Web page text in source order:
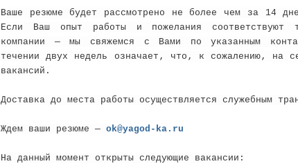
Ваше резюме будет рассмотрено не более чем за 14
Если Ваш опыт работы и пожелания соответствуют
компании — мы свяжемся с Вами по указанным
течении двух недель означает‚ что‚ к сожалению‚ на
вакансий.
Доставка до места работы осуществляется служебным
Ждем ваши резюме — ok@yagod-ka.ru
На данный момент открыты следующие вакансии: